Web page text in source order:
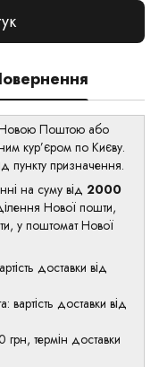
Новою Поштою або
кур’єром по Києву.
пункту призначення.
на суму від 2000
Нової пошти,
у поштомат Нової
доставки від
доставки від
грн, термін доставки